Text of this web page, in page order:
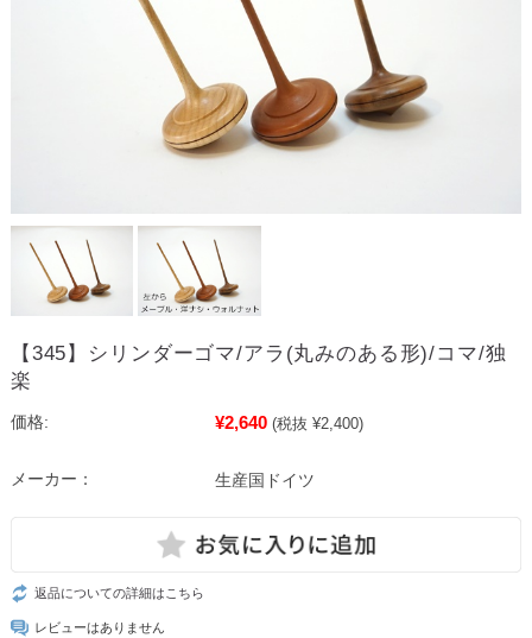
【345】シリンダーゴマ/アラ(丸みのある形)/コマ/独
楽
価格: ¥2,640 (税抜 ¥2,400)
メーカー： 生産国ドイツ
返品についての詳細はこちら
レビューはありません